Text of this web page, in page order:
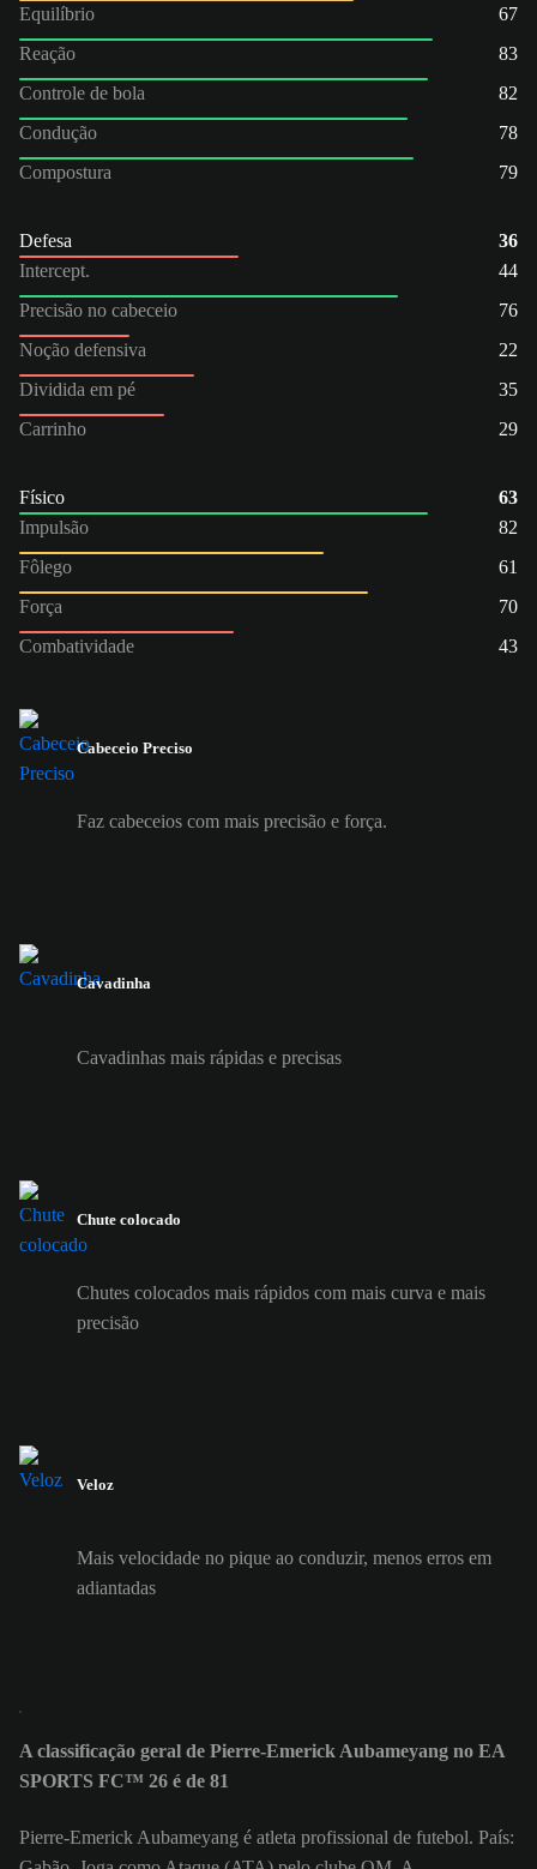
Equilíbrio
67
Reação
83
Controle de bola
82
Condução
78
Compostura
79
Defesa
36
Intercept.
44
Precisão no cabeceio
76
Noção defensiva
22
Dividida em pé
35
Carrinho
29
Físico
63
Impulsão
82
Fôlego
61
Força
70
Combatividade
43
Cabeceio Preciso
Faz cabeceios com mais precisão e força.
Cavadinha
Cavadinhas mais rápidas e precisas
Chute colocado
Chutes colocados mais rápidos com mais curva e mais
precisão
Veloz
Mais velocidade no pique ao conduzir, menos erros em
adiantadas
A classificação geral de Pierre-Emerick Aubameyang no EA
SPORTS FC™ 26 é de 81
Pierre-Emerick Aubameyang é atleta profissional de futebol. País: